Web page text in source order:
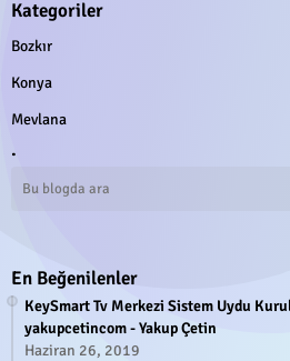
Kategoriler
Bozkır
Konya
Mevlana
.
En Beğenilenler
KeySmart Tv Merkezi Sistem Uydu
yakupcetincom - Yakup Çetin
Haziran 26, 2019